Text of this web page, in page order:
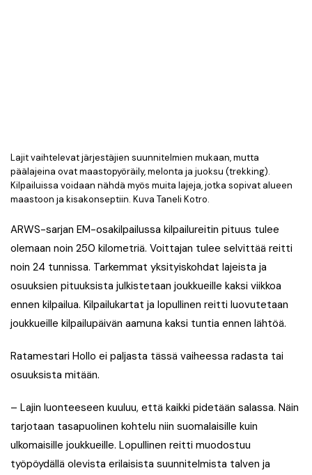
Lajit vaihtelevat järjestäjien suunnitelmien mukaan, mutta
päälajeina ovat maastopyöräily, melonta ja juoksu (trekking).
Kilpailuissa voidaan nähdä myös muita lajeja, jotka sopivat alueen
maastoon ja kisakonseptiin. Kuva Taneli Kotro.
ARWS-sarjan EM-osakilpailussa kilpailureitin pituus tulee
olemaan noin 250 kilometriä. Voittajan tulee selvittää reitti
noin 24 tunnissa. Tarkemmat yksityiskohdat lajeista ja
osuuksien pituuksista julkistetaan joukkueille kaksi viikkoa
ennen kilpailua. Kilpailukartat ja lopullinen reitti luovutetaan
joukkueille kilpailupäivän aamuna kaksi tuntia ennen lähtöä.
Ratamestari Hollo ei paljasta tässä vaiheessa radasta tai
osuuksista mitään.
– Lajin luonteeseen kuuluu, että kaikki pidetään salassa. Näin
tarjotaan tasapuolinen kohtelu niin suomalaisille kuin
ulkomaisille joukkueille. Lopullinen reitti muodostuu
työpöydällä olevista erilaisista suunnitelmista talven ja